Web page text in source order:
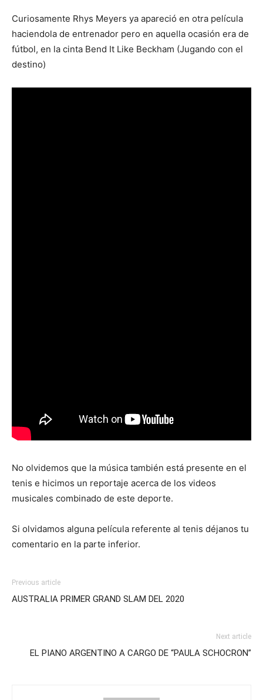
Curiosamente Rhys Meyers ya apareció en otra película
haciendola de entrenador pero en aquella ocasión era de
fútbol, en la cinta Bend It Like Beckham (Jugando con el
destino)
No olvidemos que la música también está presente en el
tenis e hicimos un reportaje acerca de los videos
musicales combinado de este deporte.
Si olvidamos alguna película referente al tenis déjanos tu
comentario en la parte inferior.
Previous article
AUSTRALIA PRIMER GRAND SLAM DEL 2020
Next article
EL PIANO ARGENTINO A CARGO DE “PAULA SCHOCRON”